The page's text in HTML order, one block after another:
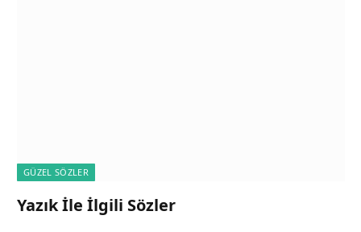
GÜZEL SÖZLER
Yazık İle İlgili Sözler